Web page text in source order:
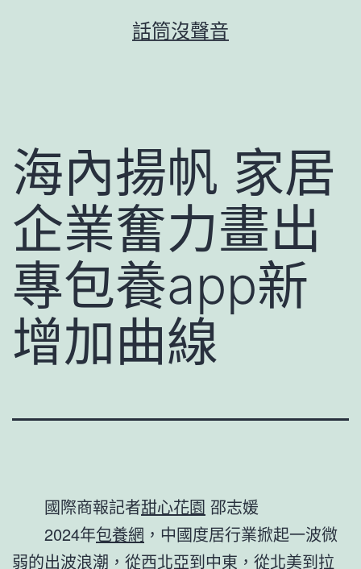
話筒沒聲音
海內揚帆 家居
企業奮力畫出
專包養app新
增加曲線
國際商報記者甜心花園 邵志媛
2024年包養網 ，中國度居行業掀起一波微
弱的出波浪潮，從西北亞到中東，從北美到拉